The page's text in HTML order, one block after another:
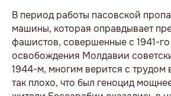
В период работы пасовской
машины, которая оправдывает
фашистов, совершенные с 1941-го
освобождения Молдавии
1944-м, многим верится с трудом
так плохо, что был геноцид